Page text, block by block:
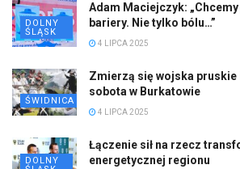
DOLNY
ŚLĄSK
Adam Maciejczyk: „Chcemy
bariery. Nie tylko bólu…”
4 LIPCA 2025
ŚWIDNICA
Zmierzą się wojska
sobota w Burkatowie
4 LIPCA 2025
DOLNY
Łączenie sił na rzecz
energetycznej regionu